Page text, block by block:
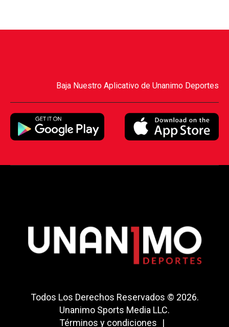
Baja Nuestro Aplicativo de Unanimo Deportes
Todos Los Derechos Reservados © 2026.
Unanimo Sports Media LLC.
Términos y condiciones